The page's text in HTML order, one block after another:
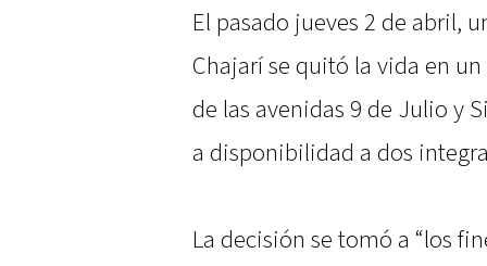
El pasado jueves 2 de abril,
Chajarí se quitó la vida en
de las avenidas 9 de Julio y
a disponibilidad a dos
La decisión se tomó a “los